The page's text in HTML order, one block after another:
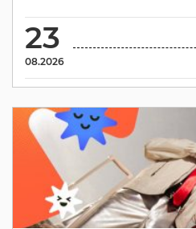
23
08.2026